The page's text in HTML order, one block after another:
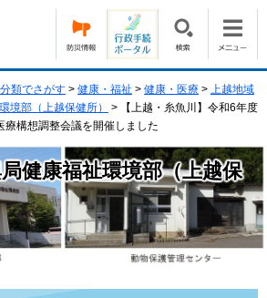
分類でさがす > 健康・福祉 > 健康・医療 > 上越地域
境部（上越保健所）
>
【上越・糸魚川】令和6年度
療構想調整会議を開催しました
健康福祉環境部（上越保